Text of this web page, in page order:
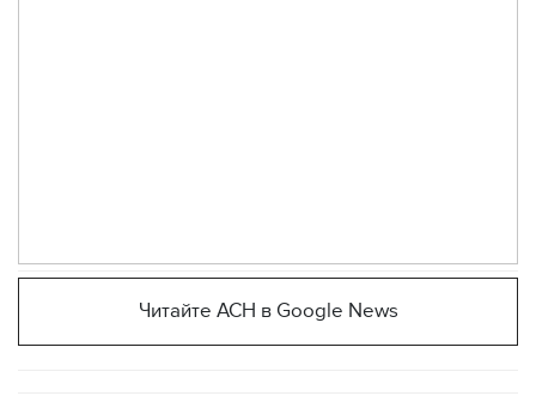
Читайте АСН в Google News